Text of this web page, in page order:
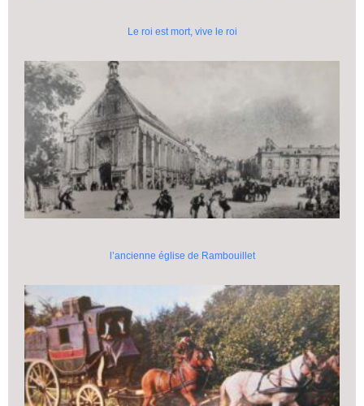
Le roi est mort, vive le roi
l’ancienne église de Rambouillet